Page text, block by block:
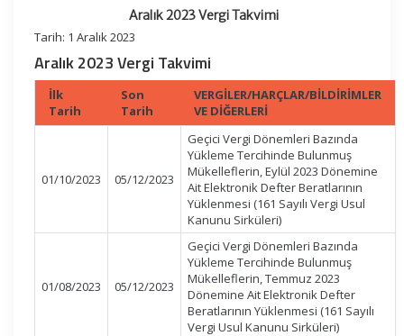
Aralık 2023 Vergi Takvimi
Tarih: 1 Aralık 2023
Aralık 2023 Vergi Takvimi
İlk
Tarih
Son
Tarih
VERGİLER/HARÇLAR/BİLDİRİMLER
VE DİĞERLERİ
01/10/2023 05/12/2023
Geçici Vergi Dönemleri Bazında
Yükleme Tercihinde Bulunmuş
Mükelleflerin, Eylül 2023 Dönemine
Ait Elektronik Defter Beratlarının
Yüklenmesi (161 Sayılı Vergi Usul
Kanunu Sirküleri)
01/08/2023 05/12/2023
Geçici Vergi Dönemleri Bazında
Yükleme Tercihinde Bulunmuş
Mükelleflerin, Temmuz 2023
Dönemine Ait Elektronik Defter
Beratlarının Yüklenmesi (161 Sayılı
Vergi Usul Kanunu Sirküleri)